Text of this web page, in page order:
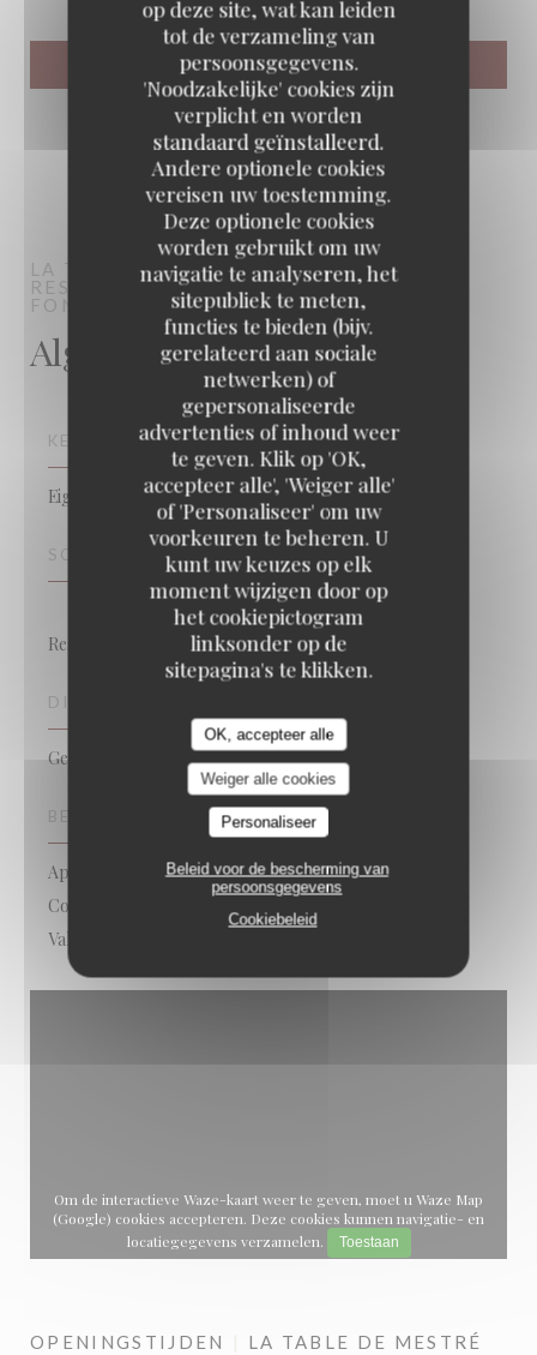
op deze site, wat kan leiden
tot de verzameling van
persoonsgegevens.
'Noodzakelijke' cookies zijn
verplicht en worden
standaard geïnstalleerd.
Andere optionele cookies
vereisen uw toestemming.
Deze optionele cookies
worden gebruikt om uw
navigatie te analyseren, het
sitepubliek te meten,
functies te bieden (bijv.
gerelateerd aan sociale
netwerken) of
gepersonaliseerde
advertenties of inhoud weer
te geven. Klik op 'OK,
accepteer alle', 'Weiger alle'
of 'Personaliseer' om uw
voorkeuren te beheren. U
kunt uw keuzes op elk
moment wijzigen door op
het cookiepictogram
linksonder op de
sitepagina's te klikken.
OK, accepteer alle
Weiger alle cookies
Personaliseer
Beleid voor de bescherming van
persoonsgegevens
Cookiebeleid
LA TABLE DE MESTRÉ
RESTAURANT TRADITIONNEL
FONTEVRAUD-L'ABBAYE
Algemene informatie
KEUKEN
Eigengemaakt, vers product
SOORT BEDRIJF
Restaurant traditionnel
DIENSTEN
Geblokkeerde toegang, Private Hire, Terras, WIFI
BETAALMETHODEN
Apple Pay, Paiement Sans ContactPaiement Sans
Contact, Eurocard / Mastercard, Contant geld, Visa,
Vakantiecheques, American Express, Debetkaart
Om de interactieve Waze-kaart weer te geven, moet u Waze Map
(Google) cookies accepteren. Deze cookies kunnen navigatie- en
locatiegegevens verzamelen.
Toestaan
OPENINGSTIJDEN LA TABLE DE MESTRÉ